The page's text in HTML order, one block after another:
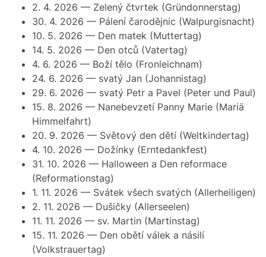
2. 4. 2026 — Zelený čtvrtek (Gründonnerstag)
30. 4. 2026 — Pálení čarodějnic (Walpurgisnacht)
10. 5. 2026 — Den matek (Muttertag)
14. 5. 2026 — Den otců (Vatertag)
4. 6. 2026 — Boží tělo (Fronleichnam)
24. 6. 2026 — svatý Jan (Johannistag)
29. 6. 2026 — svatý Petr a Pavel (Peter und Paul)
15. 8. 2026 — Nanebevzetí Panny Marie (Mariä
Himmelfahrt)
20. 9. 2026 — Světový den dětí (Weltkindertag)
4. 10. 2026 — Dožínky (Erntedankfest)
31. 10. 2026 — Halloween a Den reformace
(Reformationstag)
1. 11. 2026 — Svátek všech svatých (Allerheiligen)
2. 11. 2026 — Dušičky (Allerseelen)
11. 11. 2026 — sv. Martin (Martinstag)
15. 11. 2026 — Den obětí válek a násilí
(Volkstrauertag)